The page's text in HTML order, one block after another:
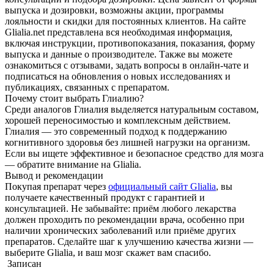
выпуска и дозировки, возможны акции, программы
лояльности и скидки для постоянных клиентов. На сайте
Glialia.net представлена вся необходимая информация,
включая инструкции, противопоказания, показания, форму
выпуска и данные о производителе. Также вы можете
ознакомиться с отзывами, задать вопросы в онлайн-чате и
подписаться на обновления о новых исследованиях и
публикациях, связанных с препаратом.
Почему стоит выбрать Глиалию?
Среди аналогов Глиалия выделяется натуральным составом,
хорошей переносимостью и комплексным действием.
Глиалия — это современный подход к поддержанию
когнитивного здоровья без лишней нагрузки на организм.
Если вы ищете эффективное и безопасное средство для мозга
— обратите внимание на Glialia.
Вывод и рекомендации
Покупая препарат через официальный сайт Glialia, вы
получаете качественный продукт с гарантией и
консультацией. Не забывайте: приём любого лекарства
должен проходить по рекомендации врача, особенно при
наличии хронических заболеваний или приёме других
препаратов. Сделайте шаг к улучшению качества жизни —
выберите Glialia, и ваш мозг скажет вам спасибо.
Записан